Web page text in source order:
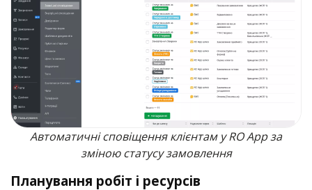
Автоматичні сповіщення клієнтам у RO App за
зміною статусу замовлення
Планування робіт і ресурсів